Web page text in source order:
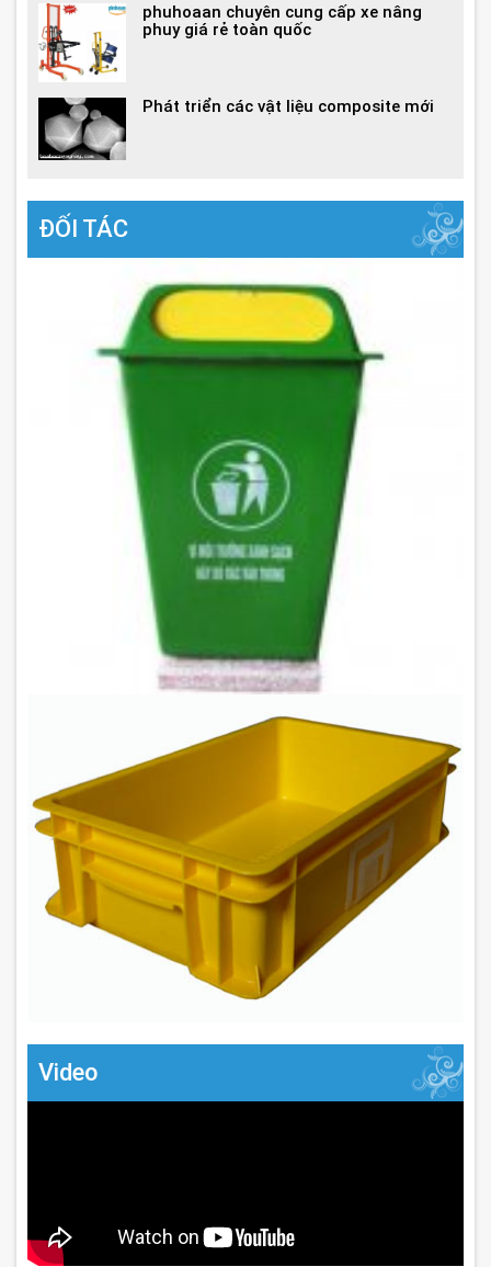
phuhoaan chuyên cung cấp xe nâng
phuy giá rẻ toàn quốc
Phát triển các vật liệu composite mới
ĐỐI TÁC
Video